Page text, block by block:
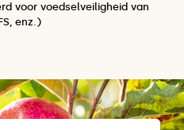
voor voedselveiligheid van
enz.)